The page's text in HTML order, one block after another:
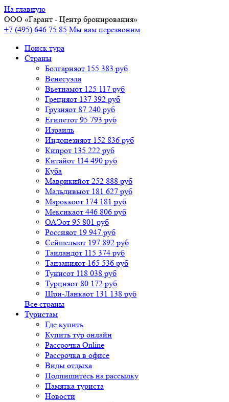
На главную
ООО «Гарант - Центр бронирования»
+7 (495) 646 75 85 Мы вам перезвоним
Поиск тура
Cтраны
Болгарияот 155 383 руб
Венесуэла
Вьетнамот 125 117 руб
Грецияот 137 392 руб
Грузияот 87 240 руб
Египетот 95 793 руб
Израиль
Индонезияот 152 836 руб
Кипрот 135 222 руб
Китайот 114 490 руб
Куба
Маврикийот 252 888 руб
Мальдивыот 181 627 руб
Мароккоот 174 181 руб
Мексикаот 446 806 руб
ОАЭот 95 801 руб
Россияот 19 947 руб
Сейшелыот 197 892 руб
Таиландот 115 374 руб
Танзанияот 165 536 руб
Тунисот 118 038 руб
Турцияот 80 172 руб
Шри-Ланкаот 131 138 руб
Все страны
Туристам
Где купить
Купить тур онлайн
Рассрочка Online
Рассрочка в офисе
Виды отдыха
Подпишитесь на рассылку
Памятка туриста
Новости